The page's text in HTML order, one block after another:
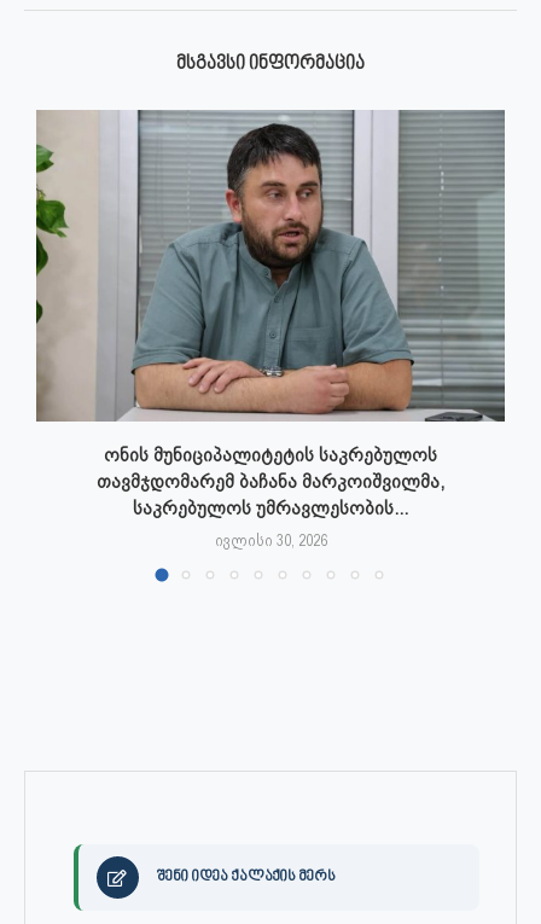
ᲛᲡᲒᲐᲕᲡᲘ ᲘᲜᲤᲝᲠᲛᲐᲪᲘᲐ
ონის მუნიციპალიტეტის საკრებულოს
თავმჯდომარემ ბაჩანა მარკოიშვილმა,
საკრებულოს უმრავლესობის...
ივლისი 30, 2026
შენი იდეა ქალაქის მერს